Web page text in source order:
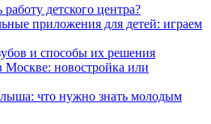
детского центра?
приложения для детей: играем
и способы их решения
новостройка или
что нужно знать молодым